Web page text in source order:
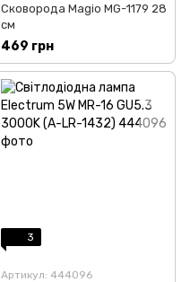
Сковорода Magio MG-1179 28
см
469 грн
3
Артикул: 444096